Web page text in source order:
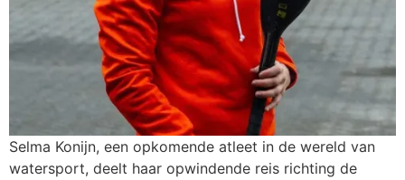
Selma Konijn, een opkomende atleet in de wereld van
watersport, deelt haar opwindende reis richting de